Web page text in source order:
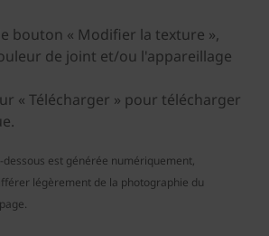
bouton « Modifier la texture »,
de joint et/ou l'appareillage
« Télécharger » pour télécharger
est générée numériquement,
légèrement de la photographie du